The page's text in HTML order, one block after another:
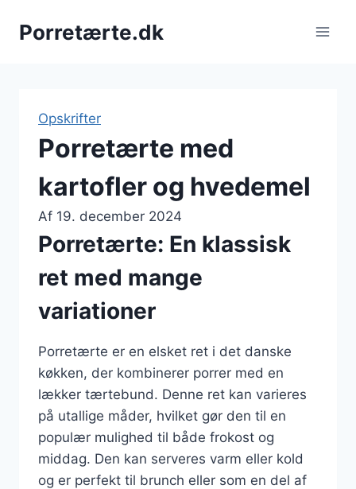
Porretærte.dk
Opskrifter
Porretærte med
kartofler og hvedemel
Af 19. december 2024
Porretærte: En klassisk
ret med mange
variationer
Porretærte er en elsket ret i det danske
køkken, der kombinerer porrer med en
lækker tærtebund. Denne ret kan varieres
på utallige måder, hvilket gør den til en
populær mulighed til både frokost og
middag. Den kan serveres varm eller kold
og er perfekt til brunch eller som en del af